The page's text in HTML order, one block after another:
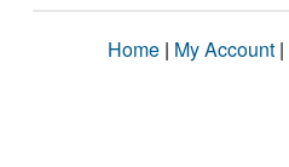
Home | My Account |